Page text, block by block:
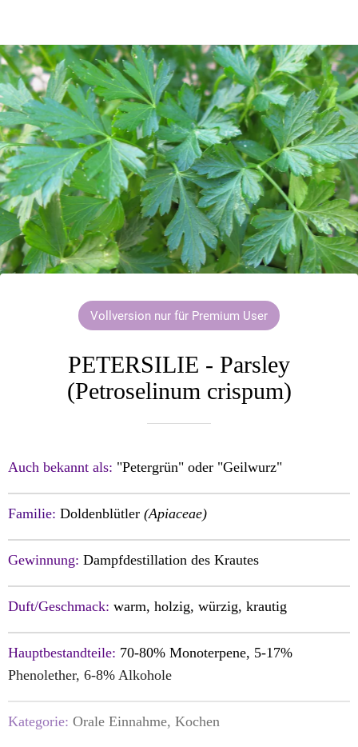
Vollversion nur für Premium User
PETERSILIE - Parsley
(Petroselinum crispum)
Auch bekannt als: "Petergrün" oder "Geilwurz"
Familie: Doldenblütler (Apiaceae)
Gewinnung: Dampfdestillation des Krautes
Duft/Geschmack: warm, holzig, würzig, krautig
Hauptbestandteile: 70-80% Monoterpene, 5-17%
Phenolether, 6-8% Alkohole
Kategorie: Orale Einnahme, Kochen